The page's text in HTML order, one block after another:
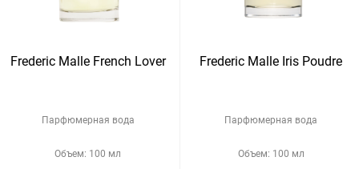
120
Frederic Malle French Lover
Парфюмерная вода
Объем: 100 мл
Frederic Malle Iris Poudre
Парфюмерная вода
Объем: 100 мл